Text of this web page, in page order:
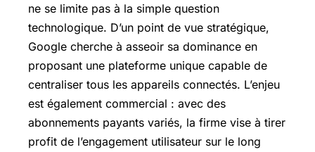
ne se limite pas à la simple question
technologique. D’un point de vue stratégique,
Google cherche à asseoir sa dominance en
proposant une plateforme unique capable de
centraliser tous les appareils connectés. L’enjeu
est également commercial : avec des
abonnements payants variés, la firme vise à tirer
profit de l’engagement utilisateur sur le long